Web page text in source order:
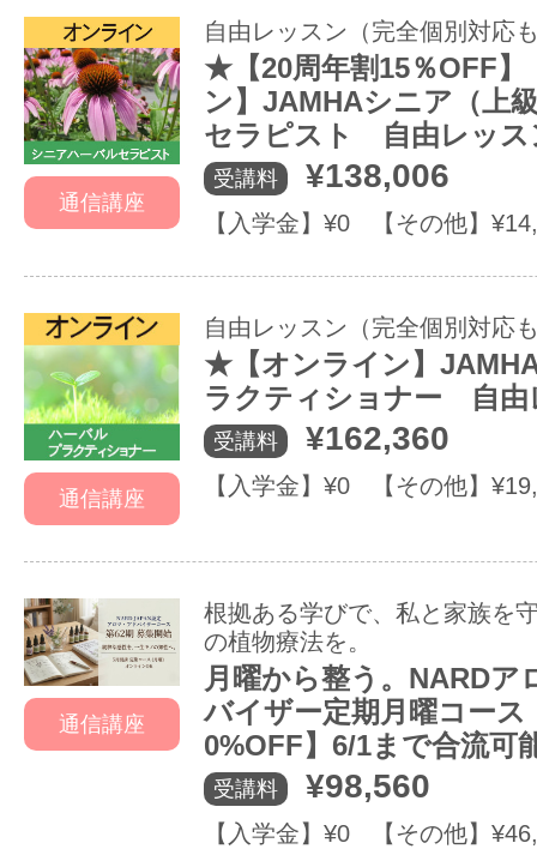
通信講座
自由レッスン（完全個別対応
★【20周年割15％OFF】
ン】JAMHAシニア（上
セラピスト 自由レッス
受講料 ¥138,006
【入学金】¥0 【その他】
通信講座
自由レッスン（完全個別対応
★【オンライン】
ラクティショナー 自由
受講料 ¥162,360
【入学金】¥0 【その他】
通信講座
根拠ある学びで、私と家族を
の植物療法を。
月曜から整う。NARDア
バイザー定期月曜コース
0%OFF】6/1まで合流可
受講料 ¥98,560
【入学金】¥0 【その他】